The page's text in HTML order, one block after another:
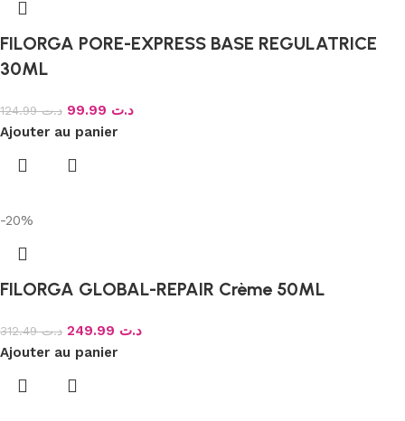
FILORGA PORE-EXPRESS BASE REGULATRICE
30ML
د.ت124.99 د.ت
Ajouter au panier
-20%
FILORGA GLOBAL-REPAIR Crème 50ML
د.ت312.49 د.ت
Ajouter au panier